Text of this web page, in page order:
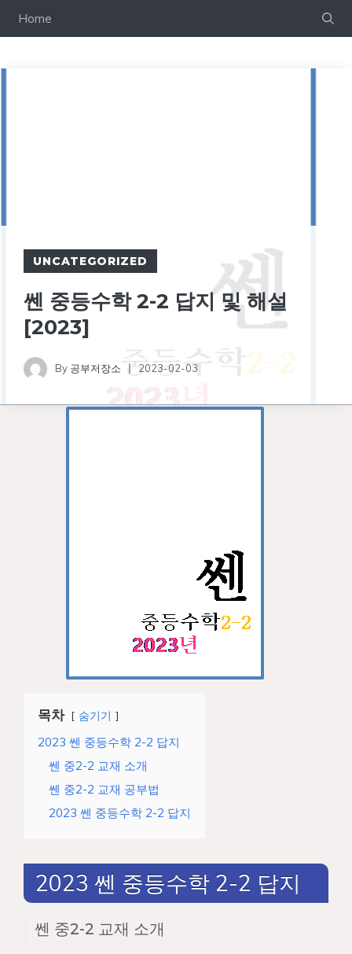
Home
UNCATEGORIZED
쎈 중등수학 2-2 답지 및 해설
[2023]
By 공부저장소 2023-02-03
목차 숨기기
2023 쎈 중등수학 2-2 답지
쎈 중2-2 교재 소개
쎈 중2-2 교재 공부법
2023 쎈 중등수학 2-2 답지
2023 쎈 중등수학 2-2 답지
쎈 중2-2 교재 소개